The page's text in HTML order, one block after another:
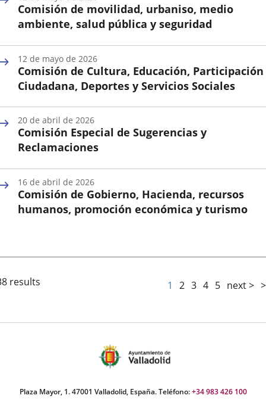
Sesión
Comisión de movilidad, urbaniso, medio
ambiente, salud pública y seguridad
la
Sesión
Comisión de Cultura, Educación, Participación
Ciudadana, Deportes y Servicios Sociales
la
Sesión
12 de mayo de 2026
Comisión Especial de Sugerencias y
Reclamaciones
la
Sesión
20 de abril de 2026
Comisión de Gobierno, Hacienda, recursos
humanos, promoción económica y turismo
Sesión
16 de abril de 2026
results 1 2 3 4 5 next >
Plaza Mayor, 1. 47001 Valladolid, España. Teléfono:+34 983 426 100